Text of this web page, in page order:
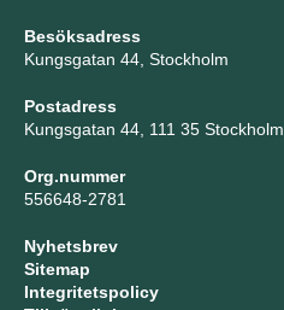
Besöksadress
Kungsgatan 44, Stockholm
Postadress
Kungsgatan 44, 111 35 Stockholm
Org.nummer
556648-2781
Nyhetsbrev
Sitemap
Integritetspolicy